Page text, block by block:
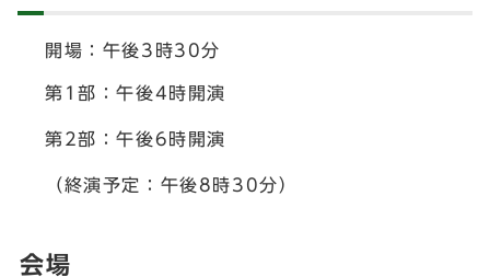
開場：午後3時30分
第1部：午後4時開演
第2部：午後6時開演
（終演予定：午後8時30分）
会場